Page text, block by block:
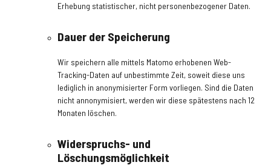
Erhebung statistischer, nicht personenbezogener Daten.
Dauer der Speicherung
Wir speichern alle mittels Matomo erhobenen Web-
Tracking-Daten auf unbestimmte Zeit, soweit diese uns
lediglich in anonymisierter Form vorliegen. Sind die Daten
nicht annonymisiert, werden wir diese spätestens nach 12
Monaten löschen.
Widerspruchs- und
Löschungsmöglichkeit